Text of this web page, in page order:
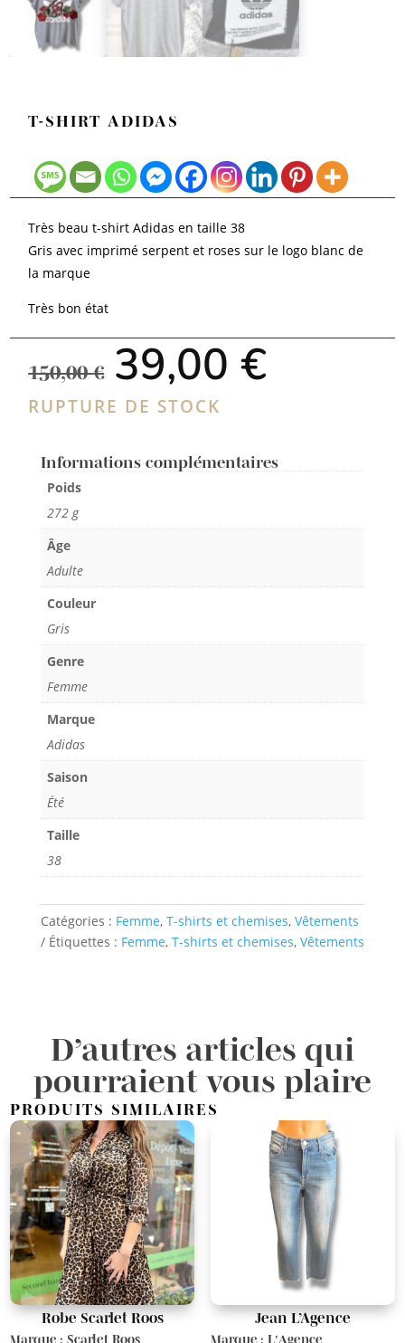
T-SHIRT ADIDAS
Très beau t-shirt Adidas en taille 38
Gris avec imprimé serpent et roses sur le logo blanc de
la marque
Très bon état
150,00€
Le
prix
initial
était :
39,00€Le
RUPTURE DE STOCK
Informations complémentaires
Poids
272 g
Âge
Adulte
Couleur
Gris
Genre
Femme
Marque
Adidas
Saison
Été
Taille
38
Catégories : Femme, T-shirts et chemises, Vêtements
Étiquettes : Femme, T-shirts et chemises, Vêtements
D’autres articles qui
pourraient vous plaire
PRODUITS SIMILAIRES
Robe Scarlet Roos
Marque : Scarlet Roos
Jean L’Agence
Marque : L'Agence